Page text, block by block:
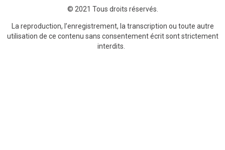
© 2021 Tous droits réservés.
La reproduction, l’enregistrement, la transcription ou toute autre
utilisation de ce contenu sans consentement écrit sont strictement
interdits.